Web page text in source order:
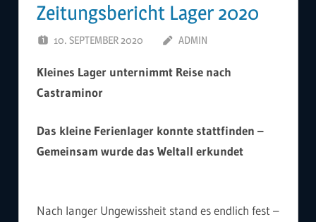
Zeitungsbericht Lager 2020
10. SEPTEMBER 2020 ADMIN
Kleines Lager unternimmt Reise nach
Castraminor
Das kleine Ferienlager konnte stattfinden –
Gemeinsam wurde das Weltall erkundet
Nach langer Ungewissheit stand es endlich fest –